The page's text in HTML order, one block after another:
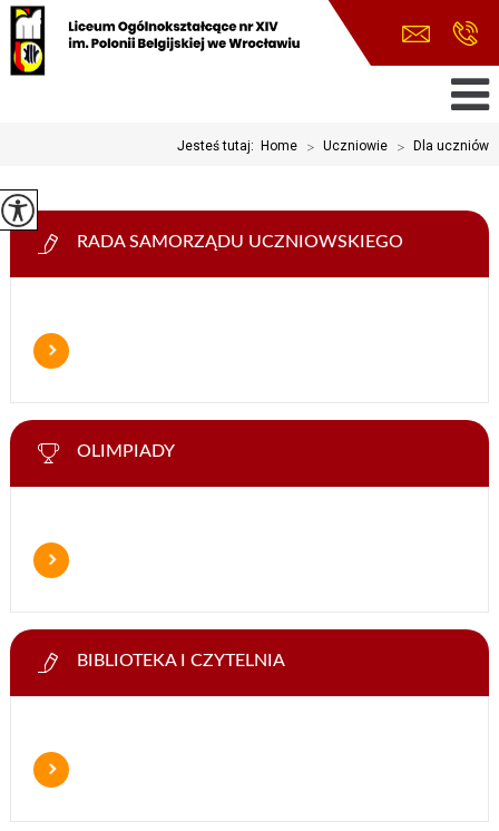
Jesteś tutaj: Home > Uczniowie > Dla uczniów
RADA SAMORZĄDU UCZNIOWSKIEGO
OLIMPIADY
BIBLIOTEKA I CZYTELNIA